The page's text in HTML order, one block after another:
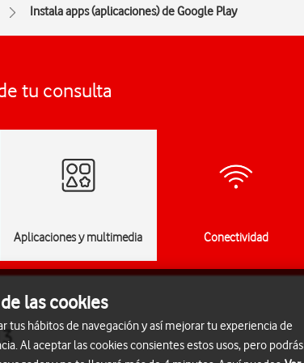
Instala apps (aplicaciones) de Google Play
tu consulta
Aplicaciones y multimedia Conectividad
las cookies
tus hábitos de navegación y así mejorar tu experiencia de
Al aceptar las cookies consientes estos usos, pero podrás